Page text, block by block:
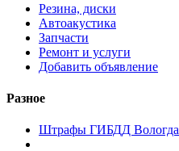
Резина, диски
Автоакустика
Запчасти
Ремонт и услуги
Добавить объявление
Разное
Штрафы ГИБДД Вологда